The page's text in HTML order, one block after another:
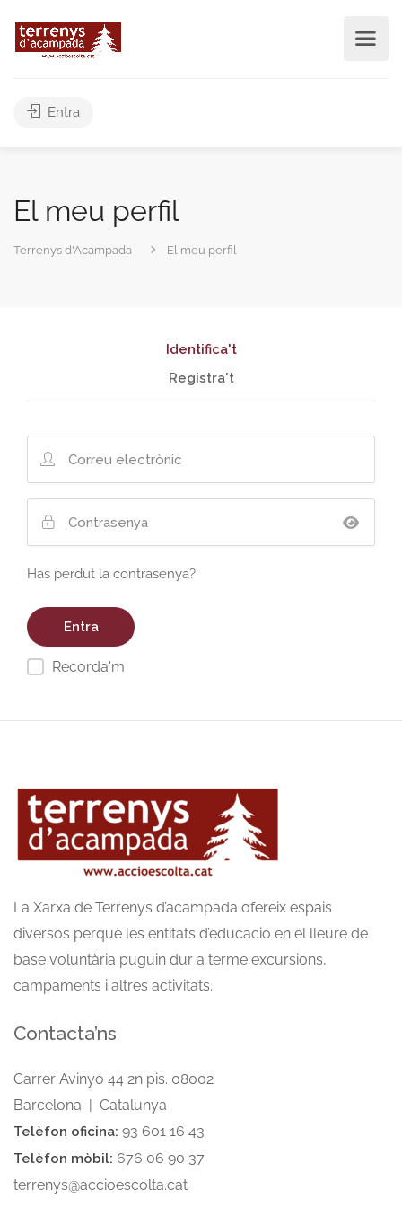
Entra
El meu perfil
Terrenys d'Acampada El meu perfil
Identifica't
Registra't
Has perdut la contrasenya?
Recorda'm
La Xarxa de Terrenys d’acampada ofereix espais
diversos perquè les entitats d’educació en el lleure de
base voluntària puguin dur a terme excursions,
campaments i altres activitats.
Contacta’ns
Carrer Avinyó 44 2n pis. 08002
Barcelona | Catalunya
Telèfon oficina: 93 601 16 43
Telèfon mòbil: 676 06 90 37
terrenys@accioescolta.cat